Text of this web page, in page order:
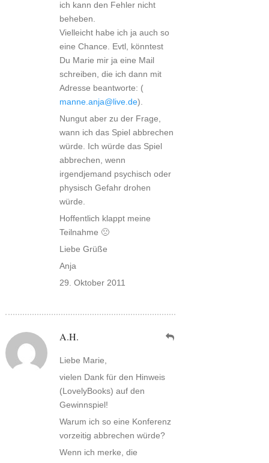
ich kann den Fehler nicht
beheben.
Vielleicht habe ich ja auch so
eine Chance. Evtl, könntest
Du Marie mir ja eine Mail
schreiben, die ich dann mit
Adresse beantworte: (
manne.anja@live.de).
Nungut aber zu der Frage,
wann ich das Spiel abbrechen
würde. Ich würde das Spiel
abbrechen, wenn
irgendjemand psychisch oder
physisch Gefahr drohen
würde.
Hoffentlich klappt meine
Teilnahme 🙁
Liebe Grüße
Anja
29. Oktober 2011
A.H.
Liebe Marie,
vielen Dank für den Hinweis
(LovelyBooks) auf den
Gewinnspiel!
Warum ich so eine Konferenz
vorzeitig abbrechen würde?
Wenn ich merke, die